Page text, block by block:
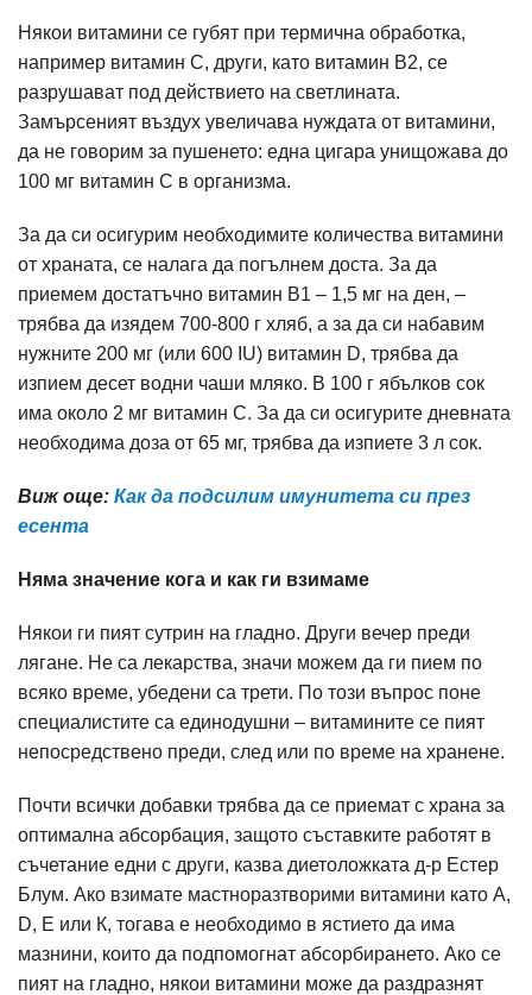
Някои витамини се губят при термична обработка,
например витамин С, други, като витамин В2, се
разрушават под действието на светлината.
Замърсеният въздух увеличава нуждата от витамини,
да не говорим за пушенето: една цигара унищожава до
100 мг витамин С в организма.
За да си осигурим необходимите количества витамини
от храната, се налага да погълнем доста. За да
приемем достатъчно витамин В1 – 1,5 мг на ден, –
трябва да изядем 700-800 г хляб, а за да си набавим
нужните 200 мг (или 600 IU) витамин D, трябва да
изпием десет водни чаши мляко. В 100 г ябълков сок
има около 2 мг витамин С. За да си осигурите дневната
необходима доза от 65 мг, трябва да изпиете 3 л сок.
Виж още: Как да подсилим имунитета си през
есента
Няма значение кога и как ги взимаме
Някои ги пият сутрин на гладно. Други вечер преди
лягане. Не са лекарства, значи можем да ги пием по
всяко време, убедени са трети. По този въпрос поне
специалистите са единодушни – витамините се пият
непосредствено преди, след или по време на хранене.
Почти всички добавки трябва да се приемат с храна за
оптимална абсорбация, защото съставките работят в
съчетание едни с други, казва диетоложката д-р Естер
Блум. Ако взимате мастноразтворими витамини като A,
D, E или К, тогава е необходимо в ястието да има
мазнини, които да подпомогнат абсорбирането. Ако се
пият на гладно, някои витамини може да раздразнят